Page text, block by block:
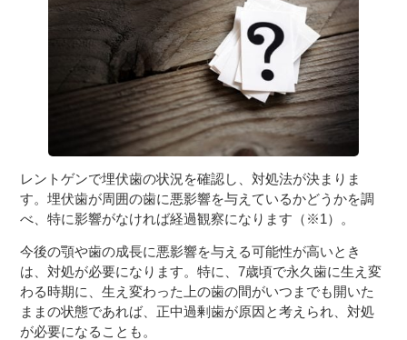
レントゲンで埋伏歯の状況を確認し、対処法が決まりま
す。埋伏歯が周囲の歯に悪影響を与えているかどうかを調
べ、特に影響がなければ経過観察になります（※1）。
今後の顎や歯の成長に悪影響を与える可能性が高いとき
は、対処が必要になります。特に、7歳頃で永久歯に生え変
わる時期に、生え変わった上の歯の間がいつまでも開いた
ままの状態であれば、正中過剰歯が原因と考えられ、対処
が必要になることも。